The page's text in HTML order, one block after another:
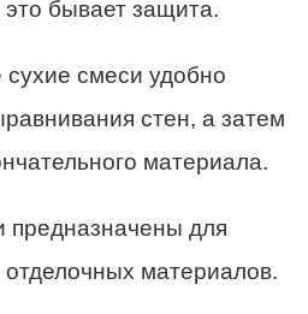
бывает защита.
смеси удобно
стен, а затем
материала.
предназначены для
материалов.